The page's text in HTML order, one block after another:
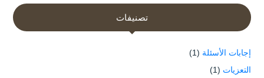
تصنيفات
إجابات الأسئلة (1)
التعزيات (1)